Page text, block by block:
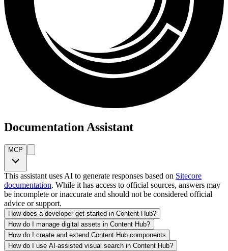
Documentation Assistant
MCP
This assistant uses AI to generate responses based on Sitecore
documentation. While it has access to official sources, answers may
be incomplete or inaccurate and should not be considered official
advice or support.
How does a developer get started in Content Hub?
How do I manage digital assets in Content Hub?
How do I create and extend Content Hub components
How do I use AI-assisted visual search in Content Hub?